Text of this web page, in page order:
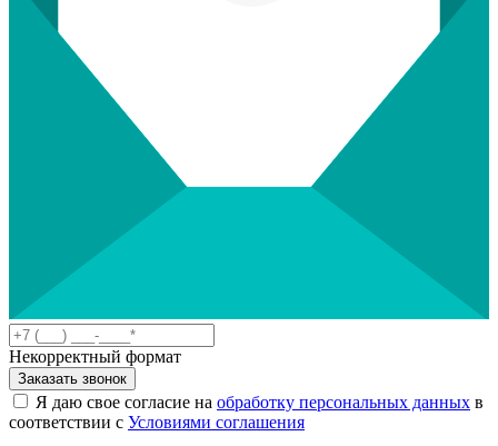
Некорректный формат
Заказать звонок
Я даю свое согласие на обработку персональных данных в
соответствии с Условиями соглашения